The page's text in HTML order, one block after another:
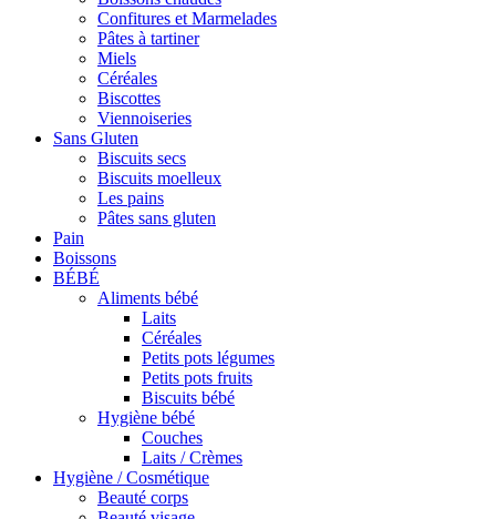
Confitures et Marmelades
Pâtes à tartiner
Miels
Céréales
Biscottes
Viennoiseries
Sans Gluten
Biscuits secs
Biscuits moelleux
Les pains
Pâtes sans gluten
Pain
Boissons
BÉBÉ
Aliments bébé
Laits
Céréales
Petits pots légumes
Petits pots fruits
Biscuits bébé
Hygiène bébé
Couches
Laits / Crèmes
Hygiène / Cosmétique
Beauté corps